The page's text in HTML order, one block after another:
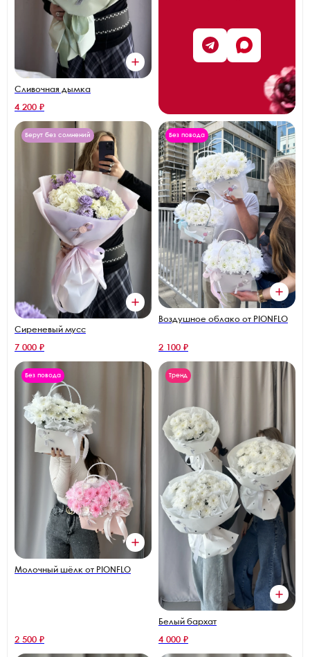
Сливочная дымка
4 200 ₽
Берут без сомнений
Сиреневый мусс
7 000 ₽
Без повода
Воздушное облако от PIONFLO
2 100 ₽
Без повода
Молочный шёлк от PIONFLO
2 500 ₽
Тренд
Белый бархат
4 000 ₽